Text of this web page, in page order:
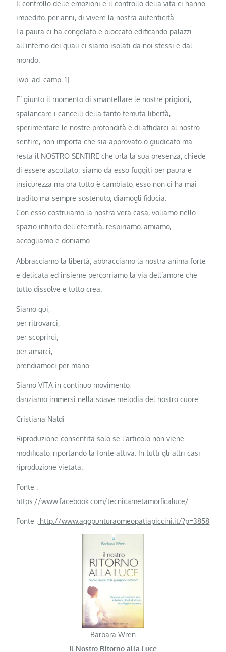
Il controllo delle emozioni e il controllo della vita ci hanno
impedito, per anni, di vivere la nostra autenticità.
La paura ci ha congelato e bloccato edificando palazzi
all’interno dei quali ci siamo isolati da noi stessi e dal
mondo.
[wp_ad_camp_1]
E’ giunto il momento di smantellare le nostre prigioni,
spalancare i cancelli della tanto temuta libertà,
sperimentare le nostre profondità e di affidarci al nostro
sentire, non importa che sia approvato o giudicato ma
resta il NOSTRO SENTIRE che urla la sua presenza, chiede
di essere ascoltato; siamo da esso fuggiti per paura e
insicurezza ma ora tutto è cambiato, esso non ci ha mai
tradito ma sempre sostenuto, diamogli fiducia.
Con esso costruiamo la nostra vera casa, voliamo nello
spazio infinito dell’eternità, respiriamo, amiamo,
accogliamo e doniamo.
Abbracciamo la libertà, abbracciamo la nostra anima forte
e delicata ed insieme percorriamo la via dell’amore che
tutto dissolve e tutto crea.
Siamo qui,
per ritrovarci,
per scoprirci,
per amarci,
prendiamoci per mano.
Siamo VITA in continuo movimento,
danziamo immersi nella soave melodia del nostro cuore.
Cristiana Naldi
Riproduzione consentita solo se l’articolo non viene
modificato, riportando la fonte attiva. In tutti gli altri casi
riproduzione vietata.
Fonte :
https://www.facebook.com/tecnicametamorficaluce/
Fonte : http://www.agopunturaomeopatiapiccini.it/?p=3858
Barbara Wren
Il Nostro Ritorno alla Luce